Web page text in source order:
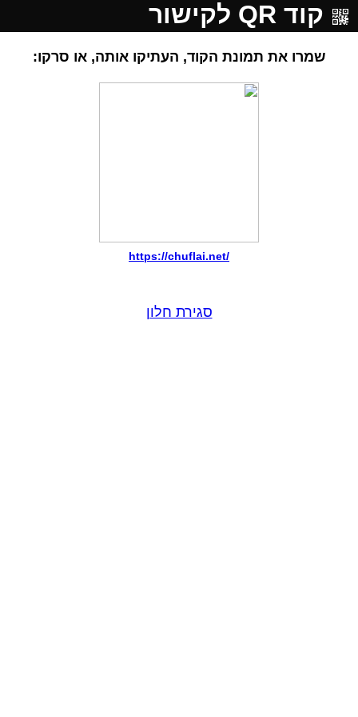
קוד QR לקישור
שמרו את תמונת הקוד, העתיקו אותה, או סרקו:
https://chuflai.net/
סגירת חלון